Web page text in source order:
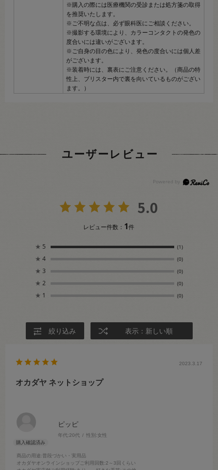
※購入の際には医療機関の受診または処方箋の取得
を推奨いたします。
※ご不明な点は、必ず眼科医にご相談ください。
※撮影する環境により、カラーコンタクトの発色の
度合いには違いがございます。
※ご自身の目の色により、発色の度合いには個人差
がございます。
※装着時には、裏表にご注意ください。（商品の特
性上、ブリスター内で裏を向いているものがござい
ます。）
ユーザーレビュー
5.0
レビュー件数： 1件
★ 5 (1)
★ 4 (0)
★ 3 (0)
★ 2 (0)
★ 1 (0)
絞り込み 表示：新しい順
ピッピ
年代:20代 性別:女性
商品の用途:普段づかい・実用品
オカダヤオンラインショップご利用回数:2～3回くらい
2023.3.17
オカダヤ ネットショップ